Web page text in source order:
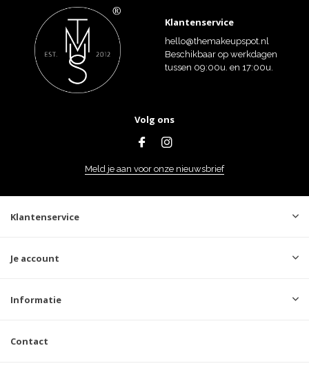
Klantenservice
hello@themakeupspot.nl
Beschikbaar op werkdagen
tussen 09:00u. en 17:00u.
Volg ons
Meld je aan voor onze nieuwsbrief
Klantenservice
Je account
Informatie
Contact